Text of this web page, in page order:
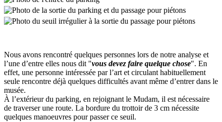
Nous avons rencontré quelques personnes lors de notre analyse et
l’une d’entre elles nous dit "vous devez faire quelque chose". En
effet, une personne intéressée par l’art et circulant habituellement
seule rencontre déjà quelques difficultés avant même d’entrer dans le
musée.
À l’extérieur du parking, en rejoignant le Mudam, il est nécessaire
de traverser une route. La bordure du trottoir de 3 cm nécessite
quelques manoeuvres pour passer ce seuil.